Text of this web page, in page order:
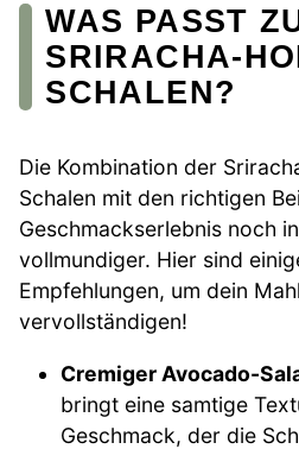
WAS PASST
SRIRACHA-
SCHALEN?
Die Kombination der
Schalen mit den richtigen
Geschmackserlebnis noch
vollmundiger. Hier sind
Empfehlungen, um dein
vervollständigen!
Cremiger Avocado-
bringt eine samtige
Geschmack, der die